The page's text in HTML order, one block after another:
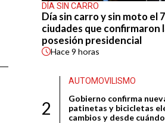
DÍA SIN CARRO
Día sin carro y sin moto el
ciudades que confirmaron
posesión presidencial
Hace9 horas
2
AUTOMOVILISMO
Gobierno confirma
patinetas y bicicletas
cambios y desde